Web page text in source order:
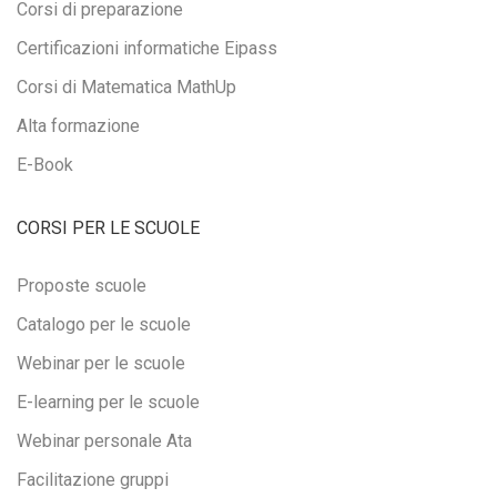
Corsi di preparazione
Certificazioni informatiche Eipass
Corsi di Matematica MathUp
Alta formazione
E-Book
CORSI PER LE SCUOLE
Proposte scuole
Catalogo per le scuole
Webinar per le scuole
E-learning per le scuole
Webinar personale Ata
Facilitazione gruppi